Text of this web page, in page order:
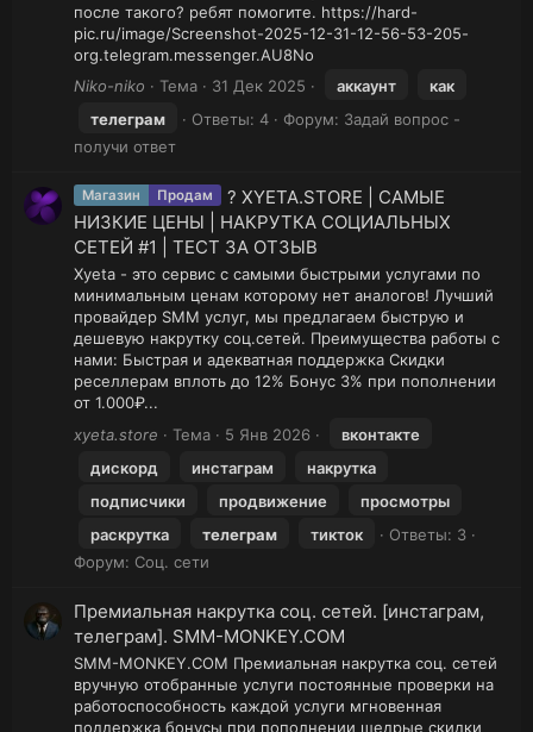
после такого? ребят помогите. https://hard-
pic.ru/image/Screenshot-2025-12-31-12-56-53-205-
org.telegram.messenger.AU8No
Niko-niko
Тема 31 Дек 2025 аккаунт
как
телеграм
Ответы: 4 Форум: Задай вопрос -
получи ответ
Магазин Продам
? XYETA.STORE | САМЫЕ
НИЗКИЕ ЦЕНЫ | НАКРУТКА СОЦИАЛЬНЫХ
СЕТЕЙ #1 | ТЕСТ ЗА ОТЗЫВ
Xyeta - это сервис с самыми быстрыми услугами по
минимальным ценам которому нет аналогов! Лучший
провайдер SMM услуг, мы предлагаем быструю и
дешевую накрутку соц.сетей. Преимущества работы с
нами: Быстрая и адекватная поддержка Скидки
реселлерам вплоть до 12% Бонус 3% при пополнении
от 1.000₽...
xyeta.store
Тема 5 Янв 2026
вконтакте
дискорд
инстаграм
накрутка
подписчики
продвижение
просмотры
раскрутка
телеграм тикток
Ответы: 3
Форум: Соц. сети
Премиальная накрутка соц. сетей. [инстаграм,
телеграм]. SMM-MONKEY.COM
SMM-MONKEY.COM Премиальная накрутка соц. сетей
вручную отобранные услуги постоянные проверки на
работоспособность каждой услуги мгновенная
поддержка бонусы при пополнении щедрые скидки